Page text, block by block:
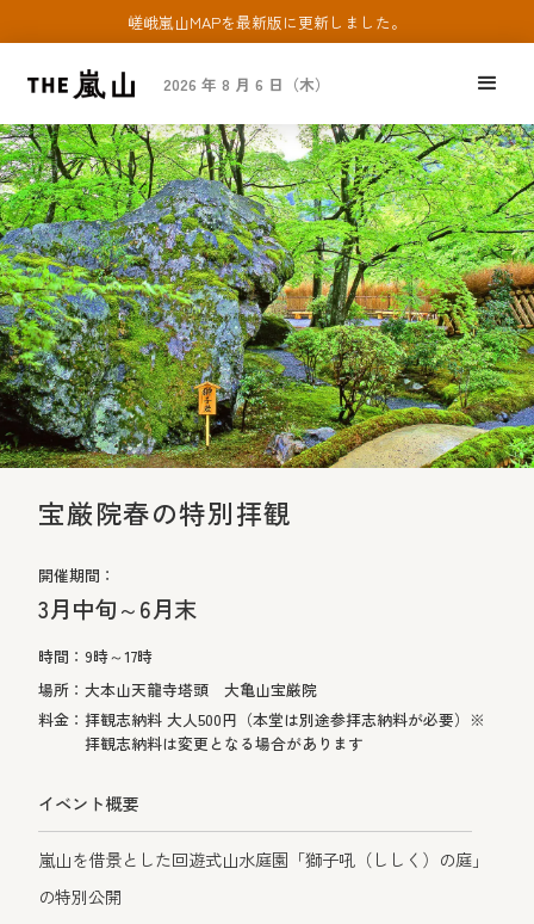
嵯峨嵐山MAPを最新版に更新しました。
2026 年 8 月 6 日（木）
宝厳院春の特別拝観
開催期間：
3月中旬～6月末
時間：9時～17時
場所：大本山天龍寺塔頭 大亀山宝厳院
料金：拝観志納料 大人500円（本堂は別途参拝志納料が必要）※
拝観志納料は変更となる場合があります
イベント概要
嵐山を借景とした回遊式山水庭園「獅子吼（ししく）の庭」
の特別公開